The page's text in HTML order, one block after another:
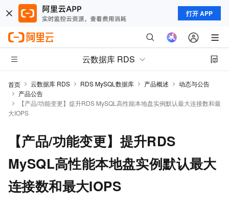
打开 APP
云数据库 RDS
首页 云数据库 RDS RDS MySQL数据库 产品概述
动态与公告
产品公告
【产品/功能变更】提升RDS MySQL高性能本地盘实例默认最大连接数和最
大IOPS
【产品/功能变更】提升RDS
MySQL高性能本地盘实例默认最大
连接数和最大IOPS